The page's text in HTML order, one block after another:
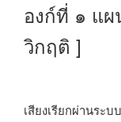
ที่องก์ที่ ๑ แ
วิกฤติ ]
เสียงเรียกผ่านระ